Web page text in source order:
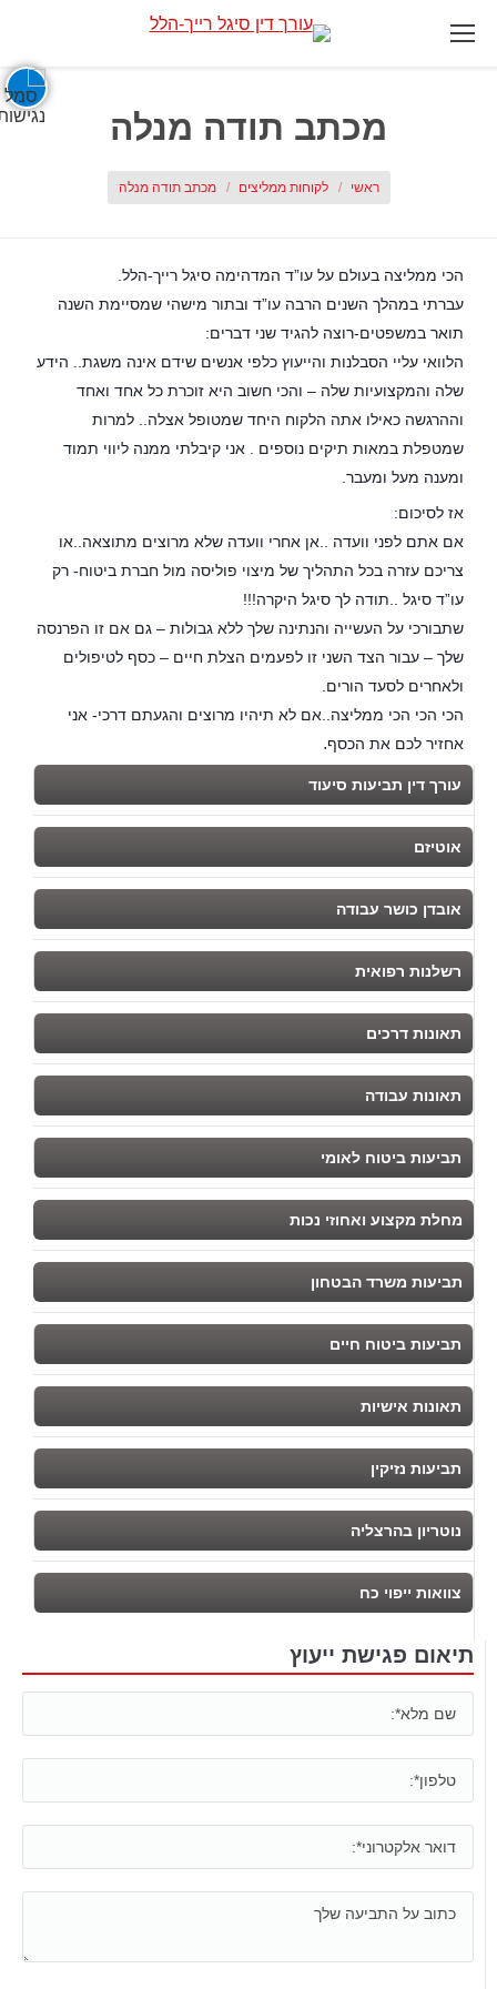
מכתב תודה מנלה
ראשי לקוחות ממליצים מכתב תודה מנלה
הכי ממליצה בעולם על עו”ד המדהימה סיגל רייך-הלל
עברתי במהלך השנים הרבה עו”ד ובתור מישהי שמסיימת השנה
תואר במשפטים-רוצה להגיד שני דברים:
הלוואי עליי הסבלנות והייעוץ כלפי אנשים שידם אינה משגת.. הידע
שלה והמקצועיות שלה – והכי חשוב היא זוכרת כל אחד ואחד
וההרגשה כאילו אתה הלקוח היחד שמטופל אצלה.. למרות
שמטפלת במאות תיקים נוספים
אני קיבלתי ממנה ליווי תמוד
ומענה מעל ומעבר
אז לסיכום:
אם אתם לפני וועדה ..אן אחרי וועדה שלא מרוצים מתוצאה..או
צריכם עזרה בכל התהליך של מיצוי פוליסה מול חברת ביטוח- רק
עו”ד סיגל
תודה לך סיגל היקרה!!!
שתבורכי על העשייה והנתינה שלך ללא גבולות – גם אם זו הפרנסה
שלך – עבור הצד השני זו לפעמים הצלת חיים – כסף לטיפולים
ולאחרים לסעד הורים
הכי הכי הכי ממליצה..אם לא תיהיו מרוצים והגעתם דרכי- אני
אחזיר לכם את הכסף.
עורך דין תביעות סיעוד
אוטיזם
אובדן כושר עבודה
רשלנות רפואית
תאונות דרכים
תאונות עבודה
תביעות ביטוח לאומי
מחלת מקצוע ואחוזי נכות
תביעות משרד הבטחון
תביעות ביטוח חיים
תאונות אישיות
תביעות נזיקין
נוטריון בהרצליה
צוואות ייפוי כח
תיאום פגישת ייעוץ